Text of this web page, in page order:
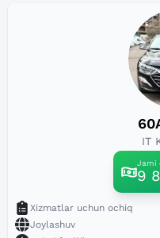
IT
Jami
9
Xizmatlar uchun ochiq
Joylashuv